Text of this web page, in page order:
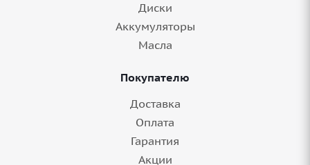
Диски
Аккумуляторы
Масла
Покупателю
Доставка
Оплата
Гарантия
Акции